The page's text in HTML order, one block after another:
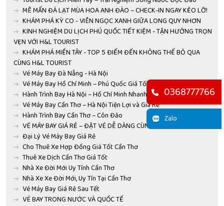
MÊ MẨN ĐÀ LẠT MÙA HOA ANH ĐÀO – CHECK-IN NGAY KẺO LỠ!
KHÁM PHÁ KỲ CO - VIÊN NGỌC XANH GIỮA LONG QUY NHƠN
KINH NGHIỆM DU LỊCH PHÚ QUỐC TIẾT KIỆM - TẬN HƯỞNG TRỌN
VẸN VỚI H&L TOURIST
KHÁM PHÁ MIỀN TÂY - TOP 5 ĐIỂM ĐẾN KHÔNG THỂ BỎ QUA
CÙNG H&L TOURIST
Vé Máy Bay Đà Nẵng - Hà Nội
Vé Máy Bay Hồ Chí Minh – Phú Quốc Giá Tốt Mỗi Ngày
Hành Trình Bay Hà Nội – Hồ Chí Minh Nhanh Chóng và Tiện Lợi
Vé Máy Bay Cần Thơ – Hà Nội Tiện Lợi và Giá Rẻ
Hành Trình Bay Cần Thơ – Côn Đảo
VÉ MÁY BAY GIÁ RẺ – ĐẶT VÉ DỄ DÀNG CÙNG H&L TOURIST
Đại Lý Vé Máy Bay Giá Rẻ
Cho Thuê Xe Hợp Đồng Giá Tốt Cần Thơ
Thuê Xe Dịch Cần Thơ Giá Tốt
Nhà Xe Đời Mới Uy Tính Cần Thơ
Nhà Xe Xe Đời Mới, Uy Tín Tại Cần Thơ
Vé Máy Bay Giá Rẻ Sau Tết
VÉ BAY TRONG NƯỚC VÀ QUỐC TẾ
0368777766
Zalo